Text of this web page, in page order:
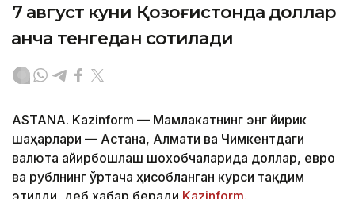
7 август куни Қозоғистонда доллар
қанча тенгедан сотилади
ASTANA. Kazinform — Мамлакатнинг энг йирик
шаҳарлари — Астана, Алмати ва Чимкентдаги
валюта айирбошлаш шохобчаларида доллар, евро
ва рублнинг ўртача ҳисобланган курси тақдим
этилди, деб хабар беради Kazinform.